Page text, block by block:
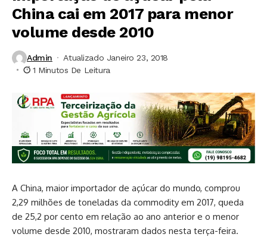
China cai em 2017 para menor
volume desde 2010
Admin
Atualizado Janeiro 23, 2018
1 Minutos De Leitura
A China, maior importador de açúcar do mundo, comprou
2,29 milhões de toneladas da commodity em 2017, queda
de 25,2 por cento em relação ao ano anterior e o menor
volume desde 2010, mostraram dados nesta terça-feira.